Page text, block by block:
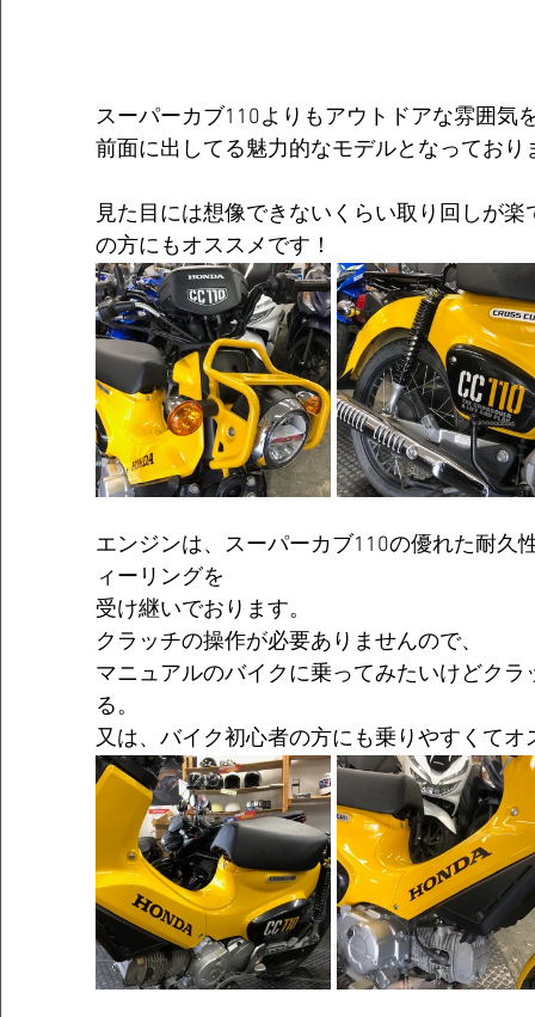
スーパーカブ110よりもアウトドアな雰囲気
前面に出してる魅力的なモデルとなっており
見た目には想像できないくらい取り回しが
の方にもオススメです！
エンジンは、スーパーカブ110の優れた耐久
ィーリングを
受け継いでおります。
クラッチの操作が必要ありませんので、
マニュアルのバイクに乗ってみたいけどク
る。
又は、バイク初心者の方にも乗りやすくてオ